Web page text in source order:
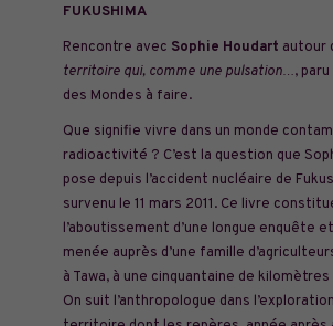
FUKUSHIMA
Rencontre avec Sophie Houdart autour
territoire qui, comme une pulsation…,
des Mondes à faire.
Que signifie vivre dans un monde
radioactivité ? C’est la question que
pose depuis l’accident nucléaire de
survenu le 11 mars 2011. Ce livre
l’aboutissement d’une longue enquête
menée auprès d’une famille
à Tawa, à une cinquantaine de
On suit l’anthropologue dans